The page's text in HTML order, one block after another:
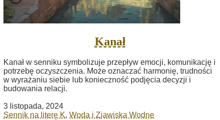
Kanał
Kanał w senniku symbolizuje przepływ emocji, komunikację i
potrzebę oczyszczenia. Może oznaczać harmonię, trudności
w wyrażaniu siebie lub konieczność podjęcia decyzji i
budowania relacji.
3 listopada, 2024
Sennik na literę K, Woda i Zjawiska Wodne